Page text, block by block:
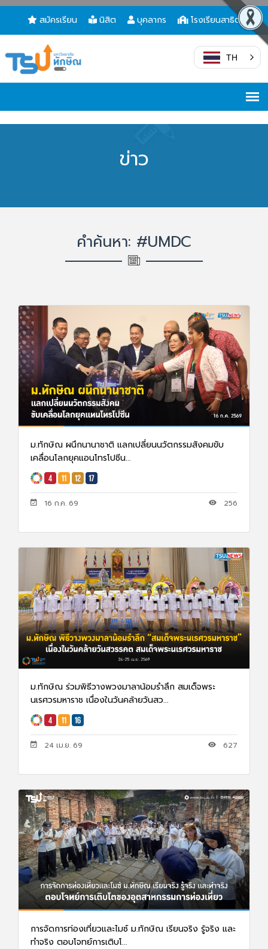
สมัครเรียน นิสิต บุคลากร โรงเรียนสาธิต
TH
ข่าว
คำค้นหา: #UMDC
ม.ทักษิณ ผนึกนานาชาติ แลกเปลี่ยนนวัตกรรมสังคมขับ
เคลื่อนโลกยุคแอนโทรโปซีน...
16 ก.ค. 69 256
ม.ทักษิณ ร่วมพิธีวางพวงมาลาน้อมรำลึก สมเด็จพระ
นเรศวรมหาราช เนื่องในวันคล้ายวันสว...
24 เม.ย. 69 627
การจัดการท่องเที่ยวและไมซ์ ม.ทักษิณ เรียนจริง รู้จริง และ
ทำจริง ตอบโจทย์การเติบโ...